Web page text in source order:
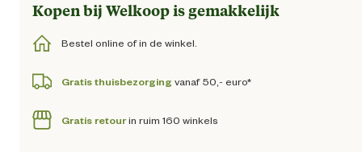
Kopen bij Welkoop is gemakkelijk
Bestel online of in de winkel.
Gratis thuisbezorging vanaf 50,- euro*
Gratis retourin ruim 160 winkels